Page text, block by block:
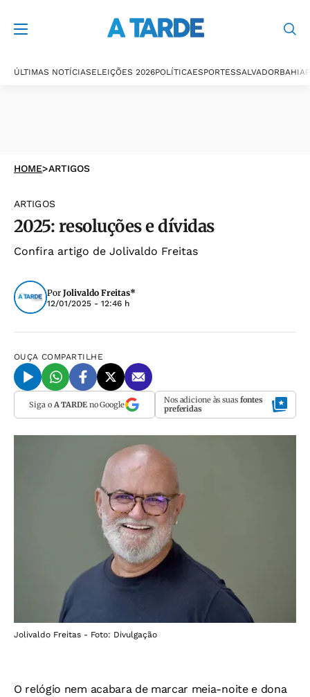
ÚLTIMAS NOTÍCIASELEIÇÕES 2026POLÍTICAESPORTESSALVADORBAHIA
HOME>ARTIGOS
ARTIGOS
2025: resoluções e dívidas
Confira artigo de Jolivaldo Freitas
Por Jolivaldo Freitas*
12/01/2025 - 12:46 h
OUÇA COMPARTILHE
Siga o A TARDEno Google Nos adicione às suas fontes
preferidas
Jolivaldo Freitas - Foto: Divulgação
O relógio nem acabara de marcar meia-noite e dona